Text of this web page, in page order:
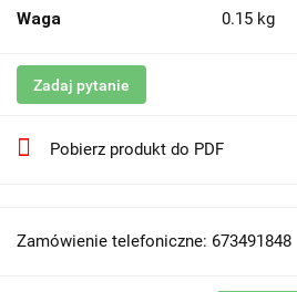
Waga 0.15 kg
Zadaj pytanie
Pobierz produkt do PDF
Zamówienie telefoniczne: 673491848